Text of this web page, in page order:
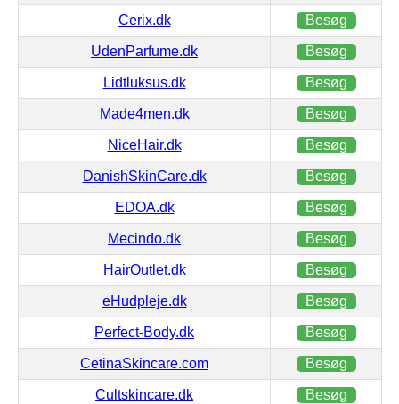
Cerix.dk Besøg
UdenParfume.dk Besøg
Lidtluksus.dk Besøg
Made4men.dk Besøg
NiceHair.dk Besøg
DanishSkinCare.dk Besøg
EDOA.dk Besøg
Mecindo.dk Besøg
HairOutlet.dk Besøg
eHudpleje.dk Besøg
Perfect-Body.dk Besøg
CetinaSkincare.com Besøg
Cultskincare.dk Besøg